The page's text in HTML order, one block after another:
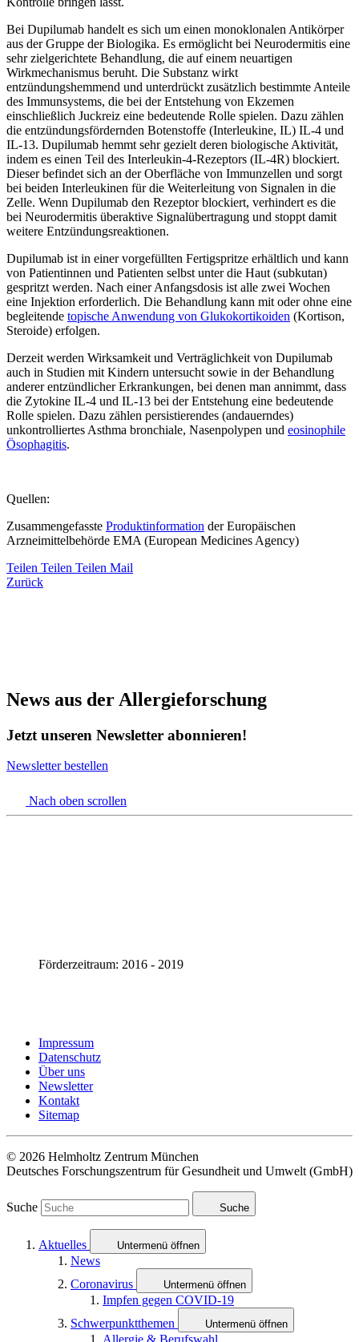
Bei Dupilumab handelt es sich um einen monoklonalen Antikörper
aus der Gruppe der Biologika. Es ermöglicht bei Neurodermitis eine
sehr zielgerichtete Behandlung, die auf einem neuartigen
Wirkmechanismus beruht. Die Substanz wirkt
entzündungshemmend und unterdrückt zusätzlich bestimmte Anteile
des Immunsystems, die bei der Entstehung von Ekzemen
einschließlich Juckreiz eine bedeutende Rolle spielen. Dazu zählen
die entzündungsfördernden Botenstoffe (Interleukine, IL) IL-4 und
IL-13. Dupilumab hemmt sehr gezielt deren biologische Aktivität,
indem es einen Teil des Interleukin-4-Rezeptors (IL-4R) blockiert.
Dieser befindet sich an der Oberfläche von Immunzellen und sorgt
bei beiden Interleukinen für die Weiterleitung von Signalen in die
Zelle. Wenn Dupilumab den Rezeptor blockiert, verhindert es die
bei Neurodermitis überaktive Signalübertragung und stoppt damit
weitere Entzündungsreaktionen.
Dupilumab ist in einer vorgefüllten Fertigspritze erhältlich und kann
von Patientinnen und Patienten selbst unter die Haut (subkutan)
gespritzt werden. Nach einer Anfangsdosis ist alle zwei Wochen
eine Injektion erforderlich. Die Behandlung kann mit oder ohne eine
begleitende topische Anwendung von Glukokortikoiden (Kortison,
Steroide) erfolgen.
Derzeit werden Wirksamkeit und Verträglichkeit von Dupilumab
auch in Studien mit Kindern untersucht sowie in der Behandlung
anderer entzündlicher Erkrankungen, bei denen man annimmt, dass
die Zytokine IL-4 und IL-13 bei der Entstehung eine bedeutende
Rolle spielen. Dazu zählen persistierendes (andauerndes)
unkontrolliertes Asthma bronchiale, Nasenpolypen und eosinophile
Ösophagitis.
Quellen:
Zusammengefasste Produktinformation der Europäischen
Arzneimittelbehörde EMA (European Medicines Agency)
Teilen Teilen Teilen Mail
Zurück
News aus der Allergieforschung
Jetzt unseren Newsletter abonnieren!
Newsletter bestellen
Nach oben scrollen
Förderzeitraum: 2016 - 2019
Impressum
Datenschutz
Über uns
Newsletter
Kontakt
Sitemap
© 2026 Helmholtz Zentrum München
Deutsches Forschungszentrum für Gesundheit und Umwelt (GmbH)
Suche Suche
Aktuelles Untermenü öffnen
News
Coronavirus
Untermenü öffnen
Impfen gegen COVID-19
Schwerpunktthemen
Untermenü öffnen